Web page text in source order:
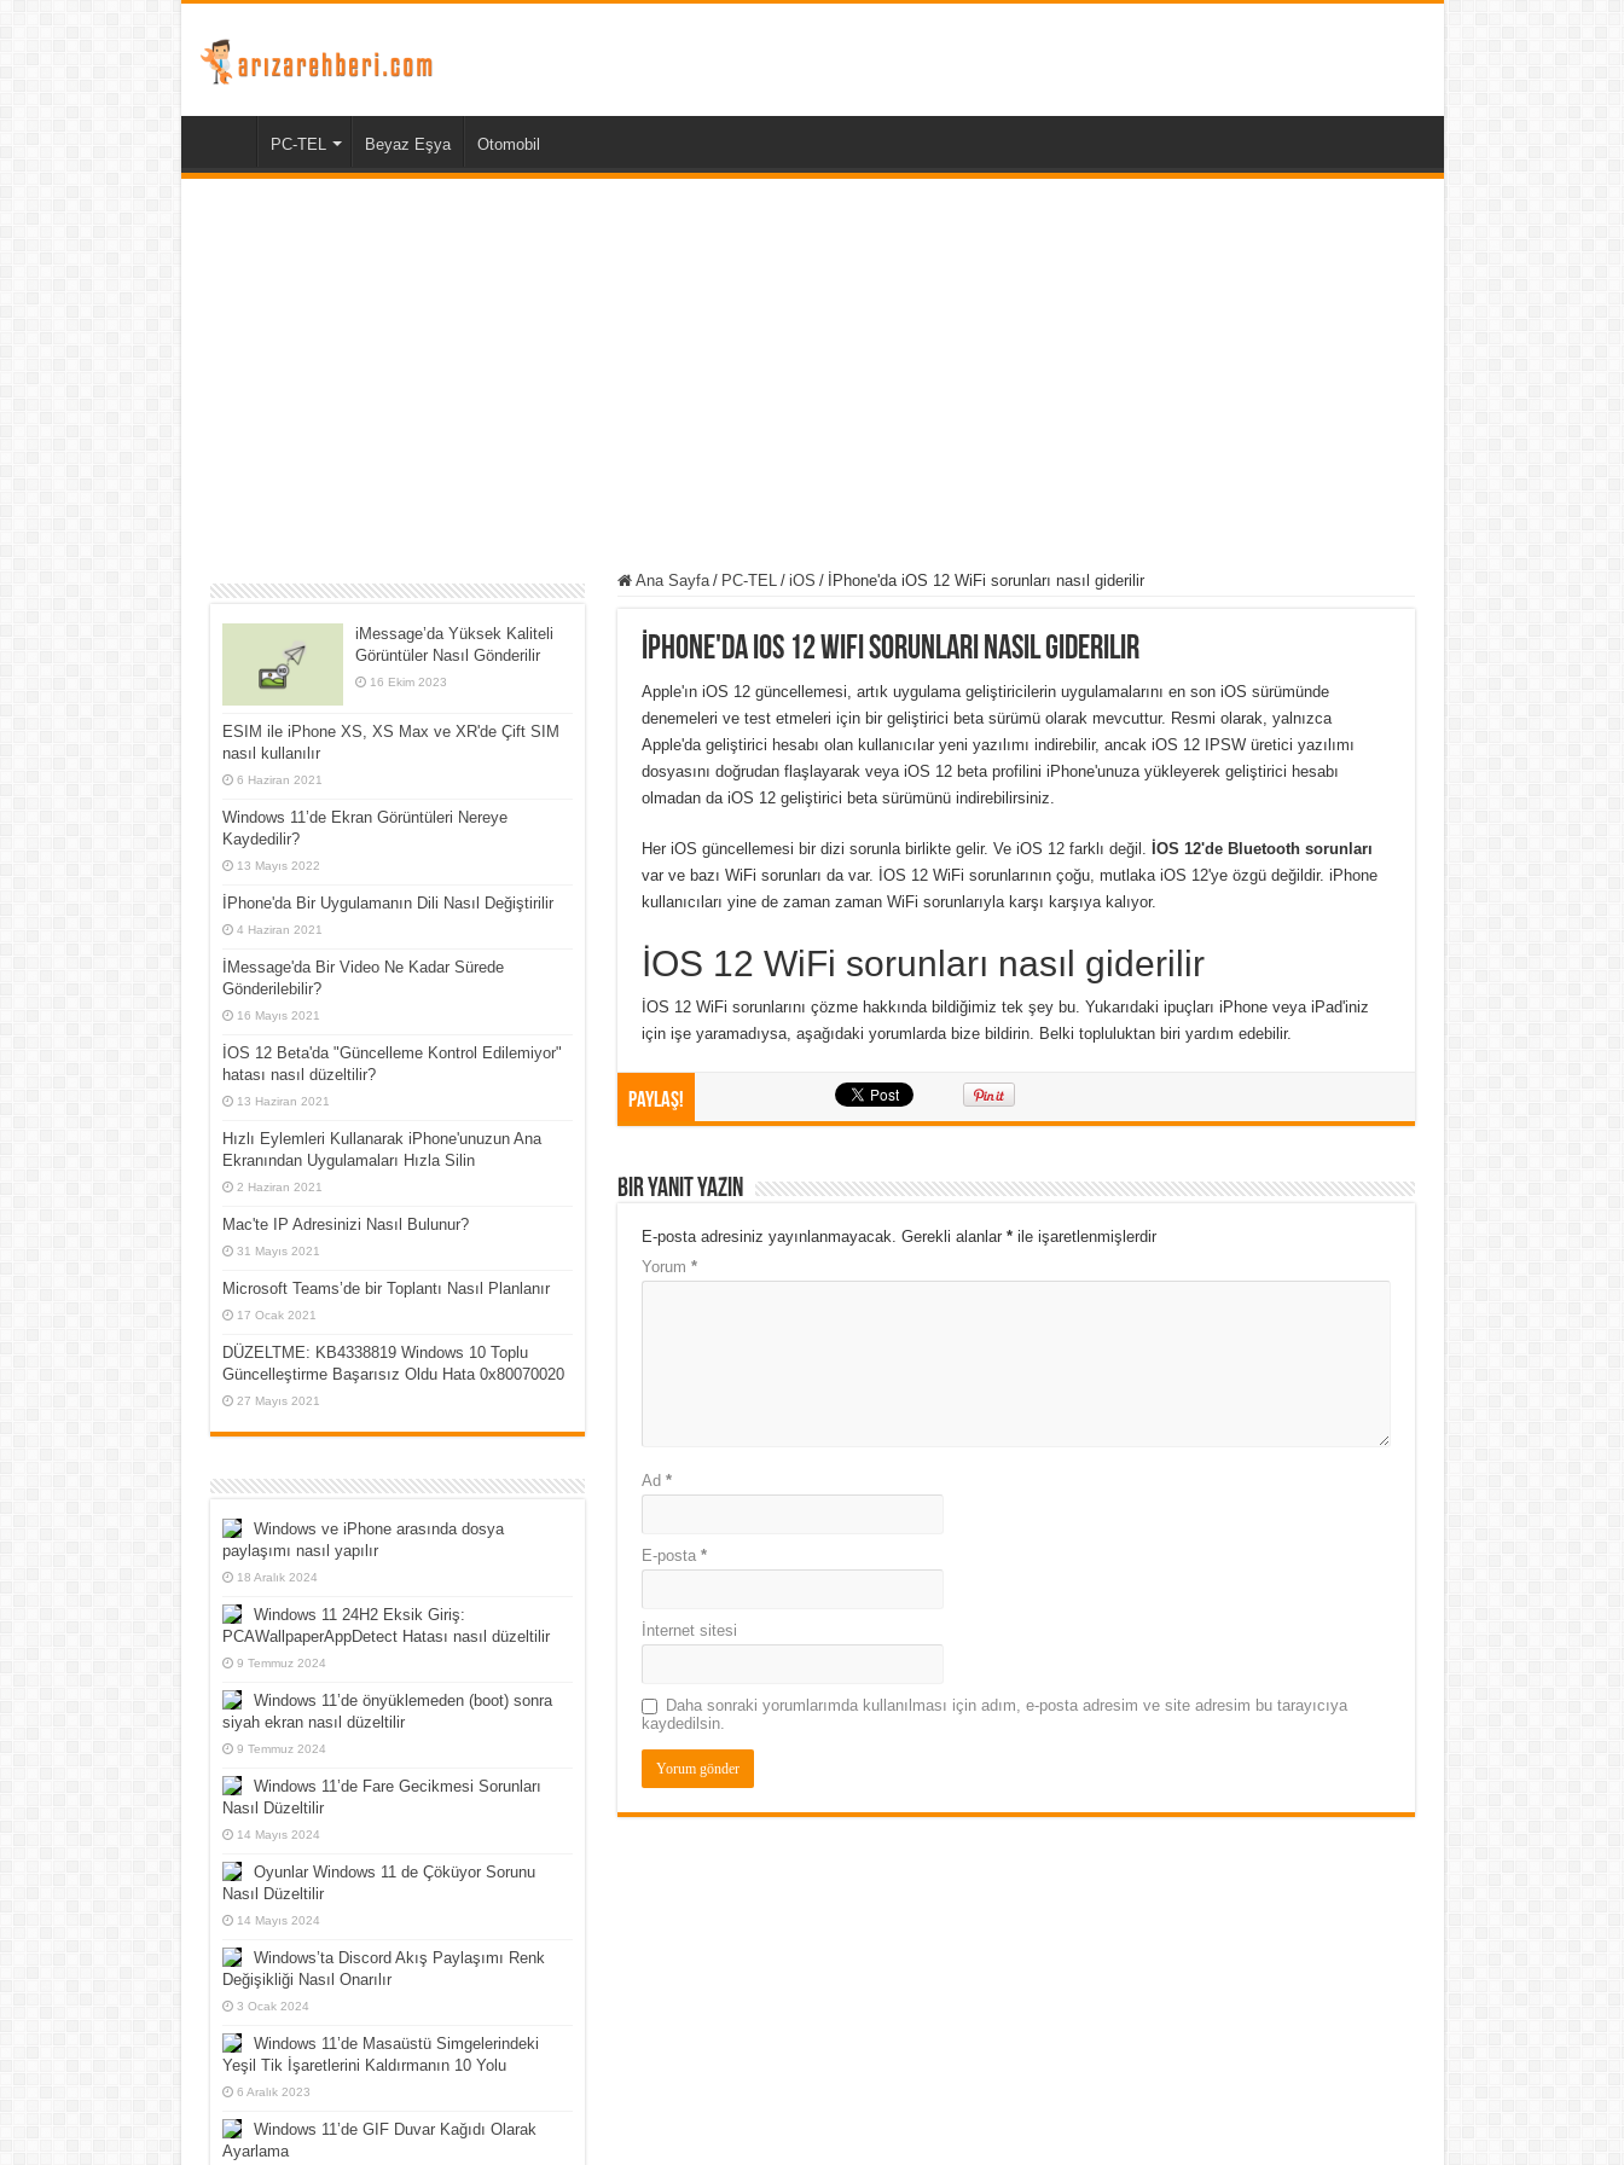
PC-TEL Beyaz Eşya Otomobil
Ana Sayfa / PC-TEL / iOS / İPhone'da iOS 12 WiFi sorunları nasıl giderilir
İPhone'da iOS 12 WiFi sorunları nasıl giderilir
Apple'ın iOS 12 güncellemesi, artık uygulama geliştiricilerin uygulamalarını en son iOS sürümünde
denemeleri ve test etmeleri için bir geliştirici beta sürümü olarak mevcuttur. Resmi olarak, yalnızca
Apple'da geliştirici hesabı olan kullanıcılar yeni yazılımı indirebilir, ancak iOS 12 IPSW üretici yazılımı
dosyasını doğrudan flaşlayarak veya iOS 12 beta profilini iPhone'unuza yükleyerek geliştirici hesabı
olmadan da iOS 12 geliştirici beta sürümünü indirebilirsiniz.
Her iOS güncellemesi bir dizi sorunla birlikte gelir. Ve iOS 12 farklı değil. İOS 12'de Bluetooth sorunları
var ve bazı WiFi sorunları da var. İOS 12 WiFi sorunlarının çoğu, mutlaka iOS 12'ye özgü değildir. iPhone
kullanıcıları yine de zaman zaman WiFi sorunlarıyla karşı karşıya kalıyor.
İOS 12 WiFi sorunları nasıl giderilir
İOS 12 WiFi sorunlarını çözme hakkında bildiğimiz tek şey bu. Yukarıdaki ipuçları iPhone veya iPad'iniz
için işe yaramadıysa, aşağıdaki yorumlarda bize bildirin. Belki topluluktan biri yardım edebilir.
Paylaş!
Bir yanıt yazın
E-posta adresiniz yayınlanmayacak. Gerekli alanlar *ile işaretlenmişlerdir
Yorum *
Ad *
E-posta *
İnternet sitesi
Daha sonraki yorumlarımda kullanılması için adım, e-posta adresim ve site adresim bu tarayıcıya
kaydedilsin.
iMessage’da Yüksek Kaliteli
Görüntüler Nasıl Gönderilir
16 Ekim 2023
ESIM ile iPhone XS, XS Max ve XR'de Çift SIM
nasıl kullanılır
6 Haziran 2021
Windows 11’de Ekran Görüntüleri Nereye
Kaydedilir?
13 Mayıs 2022
İPhone'da Bir Uygulamanın Dili Nasıl Değiştirilir
4 Haziran 2021
İMessage'da Bir Video Ne Kadar Sürede
Gönderilebilir?
16 Mayıs 2021
İOS 12 Beta'da "Güncelleme Kontrol Edilemiyor"
hatası nasıl düzeltilir?
13 Haziran 2021
Hızlı Eylemleri Kullanarak iPhone'unuzun Ana
Ekranından Uygulamaları Hızla Silin
2 Haziran 2021
Mac'te IP Adresinizi Nasıl Bulunur?
31 Mayıs 2021
Microsoft Teams’de bir Toplantı Nasıl Planlanır
17 Ocak 2021
DÜZELTME: KB4338819 Windows 10 Toplu
Güncelleştirme Başarısız Oldu Hata 0x80070020
27 Mayıs 2021
Windows ve iPhone arasında dosya
paylaşımı nasıl yapılır
18 Aralık 2024
Windows 11 24H2 Eksik Giriş:
PCAWallpaperAppDetect Hatası nasıl düzeltilir
9 Temmuz 2024
Windows 11’de önyüklemeden (boot) sonra
siyah ekran nasıl düzeltilir
9 Temmuz 2024
Windows 11’de Fare Gecikmesi Sorunları
Nasıl Düzeltilir
14 Mayıs 2024
Oyunlar Windows 11 de Çöküyor Sorunu
Nasıl Düzeltilir
14 Mayıs 2024
Windows’ta Discord Akış Paylaşımı Renk
Değişikliği Nasıl Onarılır
3 Ocak 2024
Windows 11’de Masaüstü Simgelerindeki
Yeşil Tik İşaretlerini Kaldırmanın 10 Yolu
6 Aralık 2023
Windows 11’de GIF Duvar Kağıdı Olarak
Ayarlama